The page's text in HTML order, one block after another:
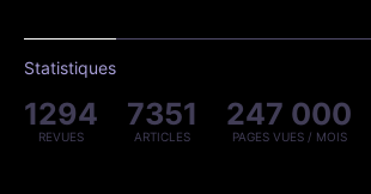
Statistiques
1294
REVUES
7351
ARTICLES
247 000
PAGES VUES / MOIS